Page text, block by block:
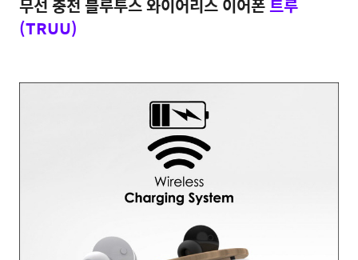
무선 충전 블루투스 와이어리스 이어폰트루
(TRUU)